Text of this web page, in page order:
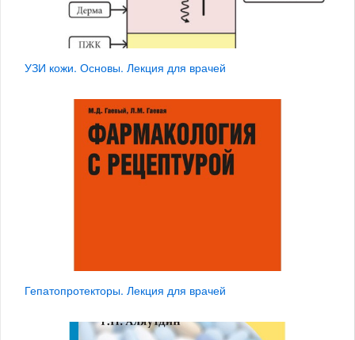
УЗИ кожи. Основы. Лекция для врачей
Гепатопротекторы. Лекция для врачей